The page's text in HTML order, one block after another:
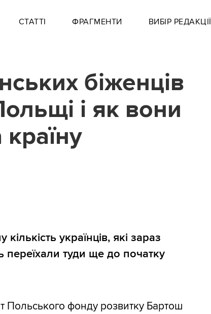
СТАТТІ ФРАГМЕНТИ ВИБІР РЕДАКЦІЇ
біженців
і як вони
українців, які зараз
переїхали туди ще до початку
Польського фонду розвитку Бартош